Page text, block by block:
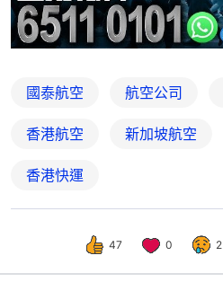
國泰航空 航空公司
香港航空 新加坡航空
香港快運
47 0 2